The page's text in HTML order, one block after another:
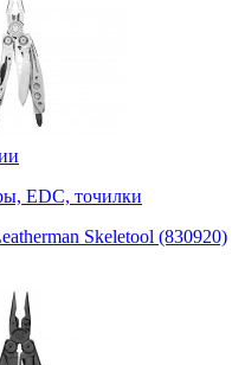
EDC, точилки
Skeletool (830920)